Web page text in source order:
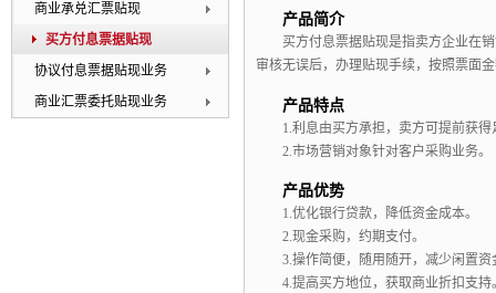
商业承兑汇票贴现
买方付息票据贴现
协议付息票据贴现业务
商业汇票委托贴现业务
产品简介
买方付息票据贴现是指卖方企业在
审核无误后， 办理贴现手续， 按照票面
产品特点
1. 利息由买方承担，卖方可提前获得
2. 市场营销对象针对客户采购业务。
产品优势
1.优化银行贷款，降低资金成本。
2.现金采购，约期支付。
3.操作简便，随用随开，减少闲置资
4.提高买方地位，获取商业折扣支持